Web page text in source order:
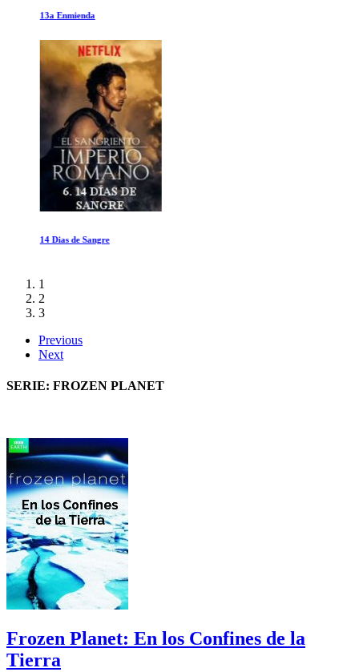
13a Enmienda
14 Dias de Sangre
1
2
3
Previous
Next
SERIE: FROZEN PLANET
Frozen Planet: En los Confines de la
Tierra